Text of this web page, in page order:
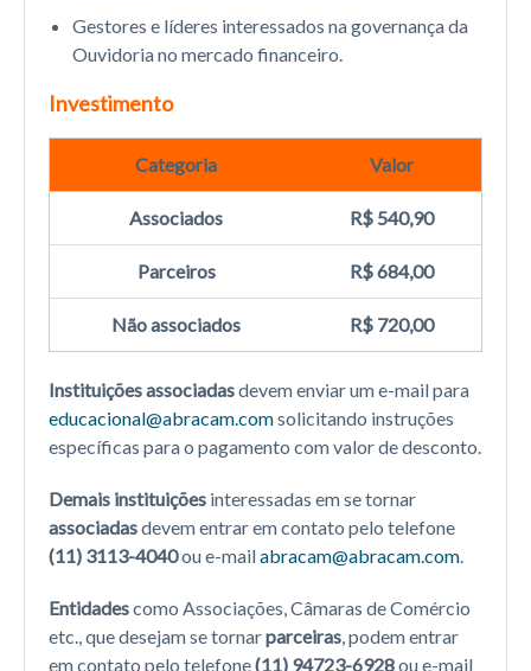
Gestores e líderes interessados na governança da
Ouvidoria no mercado financeiro.
Investimento
Categoria Valor
Associados R$ 540,90
Parceiros R$ 684,00
Não associados R$ 720,00
Instituições associadasdevem enviar um e-mail para
educacional@abracam.comsolicitando instruções
específicas para o pagamento com valor de desconto.
Demais instituições interessadas em se tornar
associadasdevem entrar em contato pelo telefone
(11) 3113-4040ou e-mailabracam@abracam.com
Entidadescomo Associações, Câmaras de Comércio
etc., que desejam se tornarparceiras , podem entrar
em contato pelo telefone(11) 94723-6928ou e-mail